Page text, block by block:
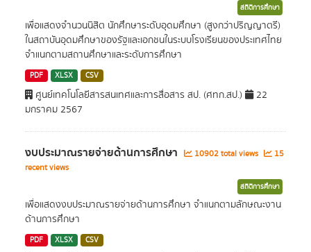
สถิติการศึกษา
เพื่อแสดงจำนวนนิสิต นักศึกษาระดับอุดมศึกษา (สูงกว่าปริญญาตรี)
ในสถาบันอุดมศึกษาของรัฐและเอกชนในระบบโรงเรียนของประเทศไทย
จำแนกตามสถานศึกษาและระดับการศึกษา
PDF XLSX CSV
ศูนย์เทคโนโลยีสารสนเทศและการสื่อสาร สป. (ศทก.สป.)
22
มกราคม 2567
งบประมาณรายจ่ายด้านการศึกษา 10902 total views
15
recent views
สถิติการศึกษา
เพื่อแสดงงบประมาณรายจ่ายด้านการศึกษา จำแนกตามลักษณะงาน
ด้านการศึกษา
PDF XLSX CSV